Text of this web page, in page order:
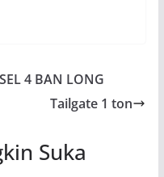
4 BAN LONG
Tailgate 1 ton
Suka